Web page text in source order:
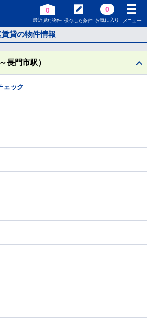
0
最近見た物件 保存した条件
0
お気に入り メニュー
貸の物件情報
長門市駅）
ェック